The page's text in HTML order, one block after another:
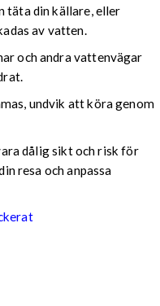
täta din källare, eller
av vatten.
och andra vattenvägar
undvik att köra genom
dålig sikt och risk för
resa och anpassa